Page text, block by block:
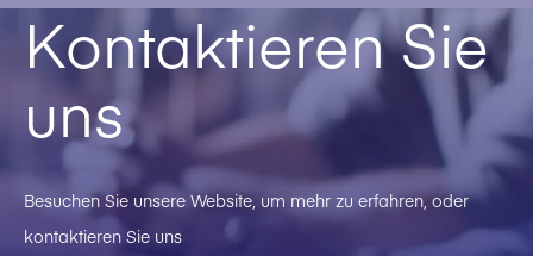
Kontaktieren Sie
uns
Besuchen Sie unsere Website, um mehr zu erfahren, oder
kontaktieren Sie uns